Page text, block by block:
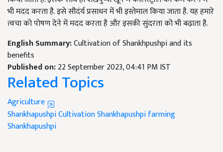
भी मदद करता है. इसे सौदंर्य प्रसाधन में भी इस्तेमाल किया जाता है. यह हमारे
त्वचा को पोषण देने में मदद करता है और इसकी सुंदरता को भी बढ़ाता है.
English Summary:Cultivation of Shankhpushpi and its
benefits
Published on:22 September 2023, 04:41 PM IST
Related Topics
Agriculture
Shankhapushpi CultivationShankhapushpi farming
Shankhapushpi